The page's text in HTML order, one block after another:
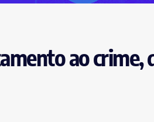
ao crime,